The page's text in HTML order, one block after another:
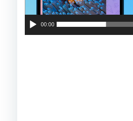
00:00